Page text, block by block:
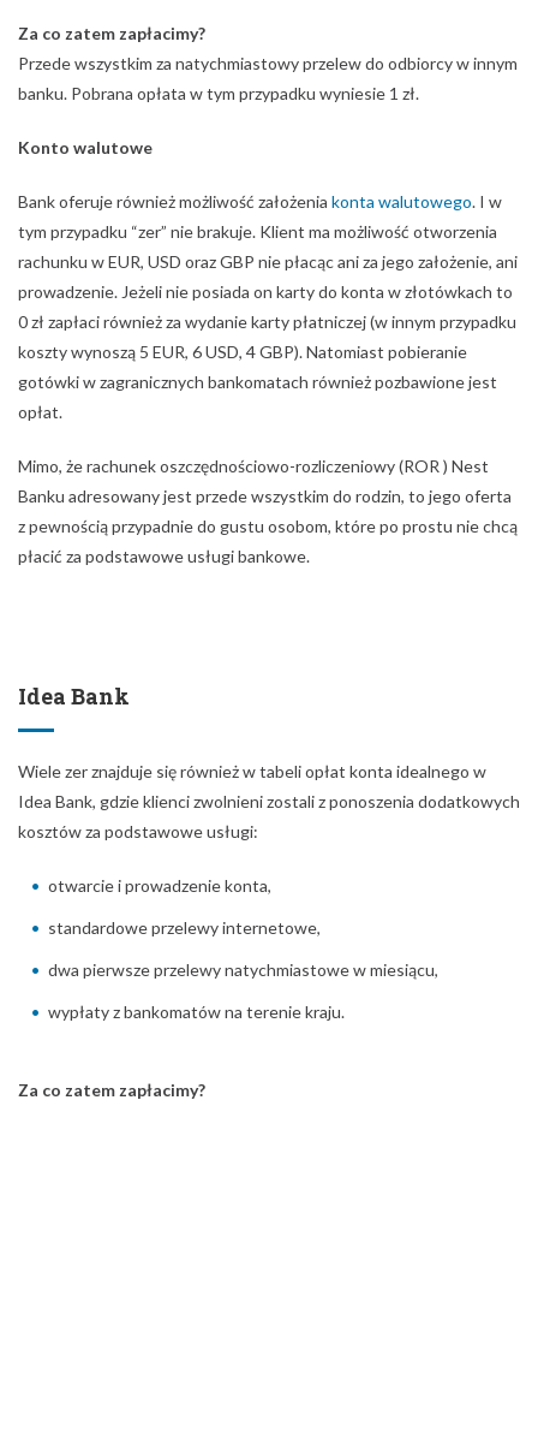
Za co zatem zapłacimy?
Przede wszystkim za natychmiastowy przelew do odbiorcy w innym
banku. Pobrana opłata w tym przypadku wyniesie 1 zł.
Konto walutowe
Bank oferuje również możliwość założenia konta walutowego. I w
tym przypadku “zer” nie brakuje. Klient ma możliwość otworzenia
rachunku w EUR, USD oraz GBP nie płacąc ani za jego założenie, ani
prowadzenie. Jeżeli nie posiada on karty do konta w złotówkach to
0 zł zapłaci również za wydanie karty płatniczej (w innym przypadku
koszty wynoszą 5 EUR, 6 USD, 4 GBP). Natomiast pobieranie
gotówki w zagranicznych bankomatach również pozbawione jest
opłat.
Mimo, że rachunek oszczędnościowo-rozliczeniowy (ROR ) Nest
Banku adresowany jest przede wszystkim do rodzin, to jego oferta
z pewnością przypadnie do gustu osobom, które po prostu nie chcą
płacić za podstawowe usługi bankowe.
Idea Bank
Wiele zer znajduje się również w tabeli opłat konta idealnego w
Idea Bank, gdzie klienci zwolnieni zostali z ponoszenia dodatkowych
kosztów za podstawowe usługi:
otwarcie i prowadzenie konta,
standardowe przelewy internetowe,
dwa pierwsze przelewy natychmiastowe w miesiącu,
wypłaty z bankomatów na terenie kraju.
Za co zatem zapłacimy?